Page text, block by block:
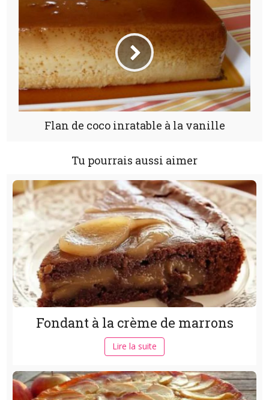
Flan de coco inratable à la vanille
Tu pourrais aussi aimer
Fondant à la crème de marrons
Lire la suite